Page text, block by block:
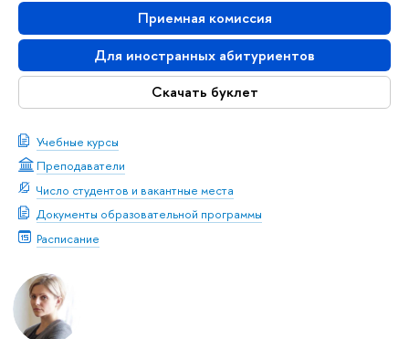
Приемная комиссия
Для иностранных абитуриентов
Скачать буклет
Учебные курсы
Преподаватели
Число студентов и вакантные места
Документы образовательной программы
Расписание